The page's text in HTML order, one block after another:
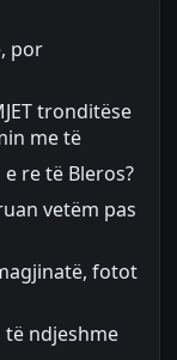
por
tronditëse
me të
re të Bleros?
vetëm pas
fotot
të ndjeshme